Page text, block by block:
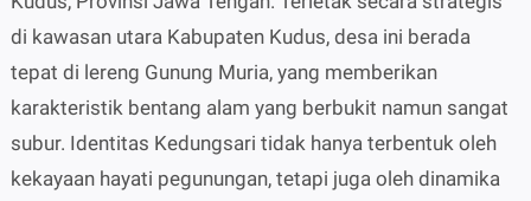
di kawasan utara Kabupaten Kudus, desa ini berada
tepat di lereng Gunung Muria, yang memberikan
karakteristik bentang alam yang berbukit namun sangat
subur. Identitas Kedungsari tidak hanya terbentuk oleh
kekayaan hayati pegunungan, tetapi juga oleh dinamika